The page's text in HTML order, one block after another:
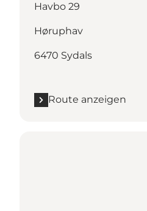
Havbo 29
Høruphav
6470 Sydals
Route anzeigen